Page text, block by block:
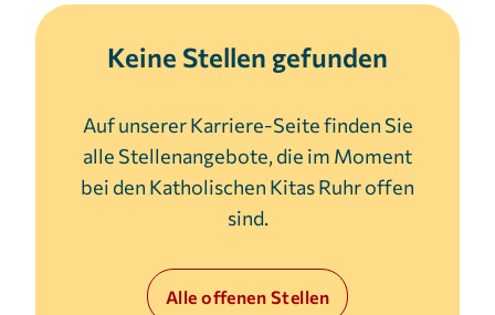
Keine Stellen gefunden
Auf unserer Karriere-Seite finden Sie
alle Stellenangebote, die im Moment
bei den Katholischen Kitas Ruhr offen
sind.
Alle offenen Stellen
3 Monate